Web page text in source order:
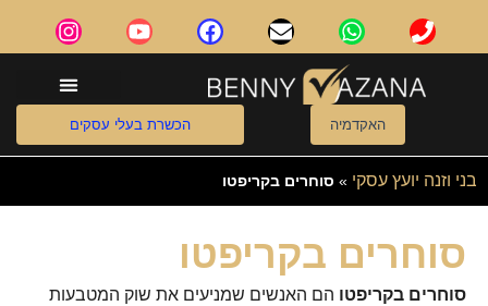
P
h
n
W
h
a
t
s
a
p
p
E
n
e
p
e
F
a
e
b
o
Y
o
u
b
e
I
n
t
a
r
האקדמיה הכשרת בעלי עסקים
בני וזנה יועץ עסקי » סוחרים בקריפטו
סוחרים בקריפטו
סוחרים בקריפטו הם האנשים שמניעים את שוק המטבעות